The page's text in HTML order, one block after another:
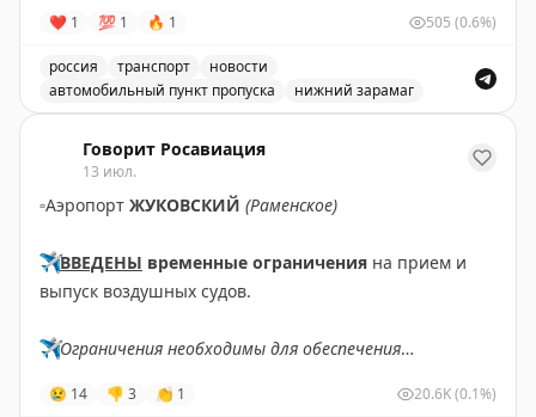
🔗 Остаемся с вами на связи на всех ресурсах.
Подписывайтесь на наш канал в MAX
❤ 1 💯 1 🔥 1 505 (0.6%)
россия транспорт
новости
автомобильный пункт пропуска
нижний зарамаг
Говорит Росавиация
13 июл.
▫️Аэропорт ЖУКОВСКИЙ (Раменское)
✈️ВВЕДЕНЫ временные ограничения на прием и
выпуск воздушных судов.
✈️Ограничения необходимы для обеспечения
😢 14 👎 3 👏 1 20.6K(0.1%)